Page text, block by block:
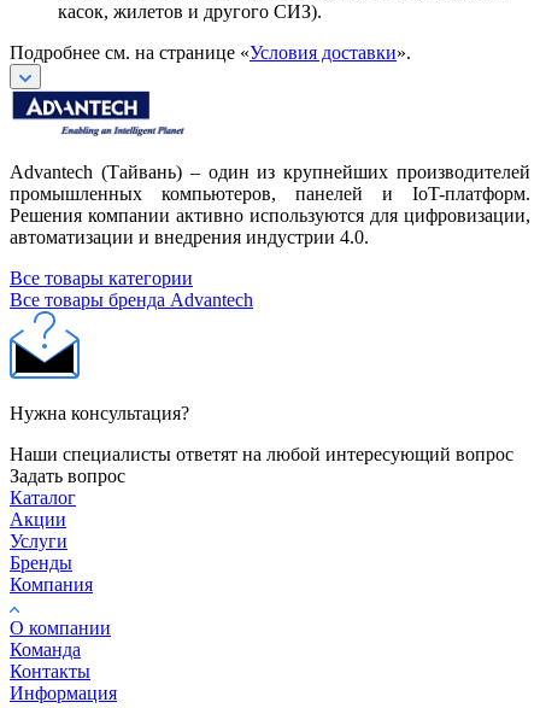
касок, жилетов и другого СИЗ).
Подробнее см. на странице «Условия доставки».
Advantech (Тайвань) – один из крупнейших производителей
промышленных компьютеров, панелей и IoT-платформ.
Решения компании активно используются для цифровизации,
автоматизации и внедрения индустрии 4.0.
Все товары категории
Все товары бренда Advantech
Нужна консультация?
Наши специалисты ответят на любой интересующий вопрос
Задать вопрос
Каталог
Акции
Услуги
Бренды
Компания
О компании
Команда
Контакты
Информация